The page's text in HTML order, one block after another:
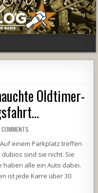
Oldtimer-
einem Parkplatz treffen
sind sie nicht. Sie
haben alle ein Auto dabei.
ist jede Karre über 30